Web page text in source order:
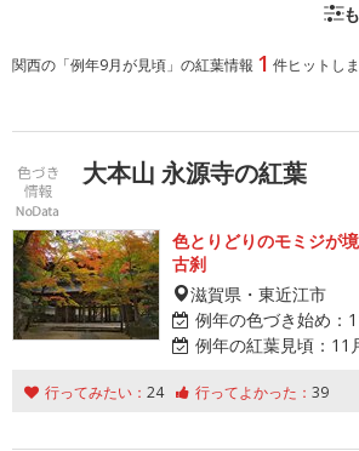
関西の「例年9月が見頃」の紅葉情報 1 件ヒットし
大本山 永源寺の紅葉
色とりどりのモミジが
古刹
滋賀県・東近江市
例年の色づき始め：
例年の紅葉見頃： 11
行ってみたい： 24 行ってよかった： 39